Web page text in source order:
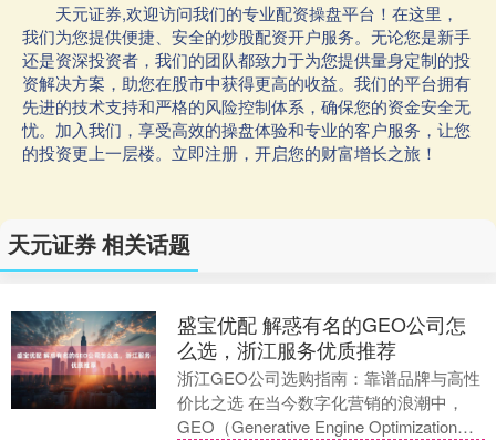
天元证券,欢迎访问我们的专业配资操盘平台！在这里，
我们为您提供便捷、安全的炒股配资开户服务。无论您是新手
还是资深投资者，我们的团队都致力于为您提供量身定制的投
资解决方案，助您在股市中获得更高的收益。我们的平台拥有
先进的技术支持和严格的风险控制体系，确保您的资金安全无
忧。加入我们，享受高效的操盘体验和专业的客户服务，让您
的投资更上一层楼。立即注册，开启您的财富增长之旅！
天元证券 相关话题
盛宝优配 解惑有名的GEO公司怎
么选，浙江服务优质推荐
浙江GEO公司选购指南：靠谱品牌与高性
价比之选 在当今数字化营销的浪潮中，
GEO（Generative Engine Optimization）